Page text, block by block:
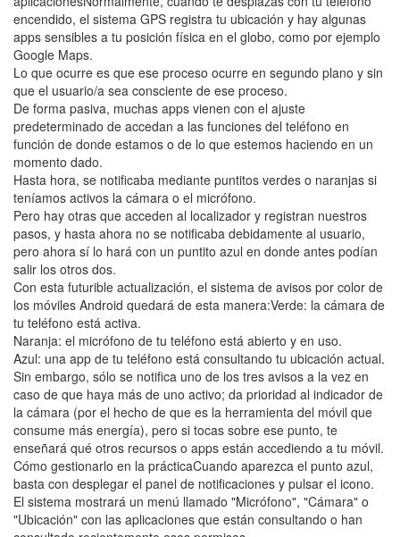
encendido, el sistema GPS registra tu ubicación y hay algunas
apps sensibles a tu posición física en el globo, como por ejemplo
Google Maps.
Lo que ocurre es que ese proceso ocurre en segundo plano y sin
que el usuario/a sea consciente de ese proceso.
De forma pasiva, muchas apps vienen con el ajuste
predeterminado de accedan a las funciones del teléfono en
función de donde estamos o de lo que estemos haciendo en un
momento dado.
Hasta hora, se notificaba mediante puntitos verdes o naranjas si
teníamos activos la cámara o el micrófono.
Pero hay otras que acceden al localizador y registran nuestros
pasos, y hasta ahora no se notificaba debidamente al usuario,
pero ahora sí lo hará con un puntito azul en donde antes podían
salir los otros dos.
Con esta futurible actualización, el sistema de avisos por color de
los móviles Android quedará de esta manera:Verde: la cámara de
tu teléfono está activa.
Naranja: el micrófono de tu teléfono está abierto y en uso.
Azul: una app de tu teléfono está consultando tu ubicación actual.
Sin embargo, sólo se notifica uno de los tres avisos a la vez en
caso de que haya más de uno activo; da prioridad al indicador de
la cámara (por el hecho de que es la herramienta del móvil que
consume más energía), pero si tocas sobre ese punto, te
enseñará qué otros recursos o apps están accediendo a tu móvil.
Cómo gestionarlo en la prácticaCuando aparezca el punto azul,
basta con desplegar el panel de notificaciones y pulsar el icono.
El sistema mostrará un menú llamado "Micrófono", "Cámara" o
"Ubicación" con las aplicaciones que están consultando o han